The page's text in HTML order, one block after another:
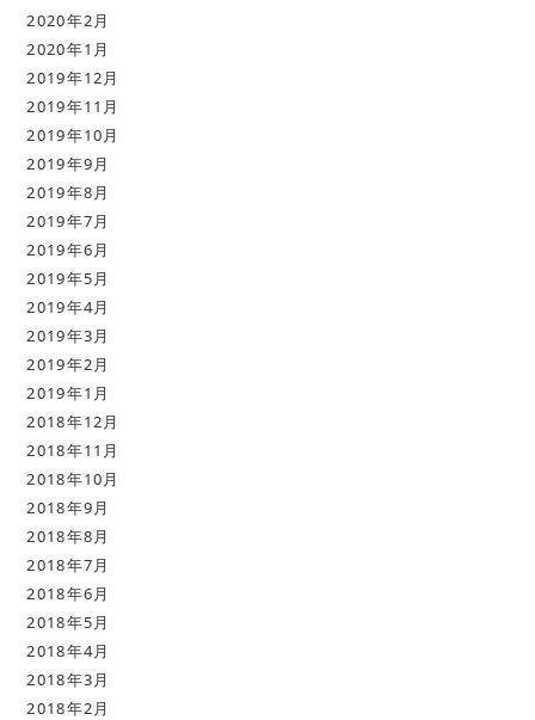
2020年2月
2020年1月
2019年12月
2019年11月
2019年10月
2019年9月
2019年8月
2019年7月
2019年6月
2019年5月
2019年4月
2019年3月
2019年2月
2019年1月
2018年12月
2018年11月
2018年10月
2018年9月
2018年8月
2018年7月
2018年6月
2018年5月
2018年4月
2018年3月
2018年2月